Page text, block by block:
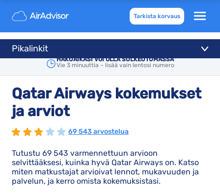
Tarkista korvaus
HAKUAIKASI VOI OLLA SULKEUTUMASSA
Vie 3 minuuttia – lisää vain lentosi numero
Pikalinkit
Qatar Airways kokemukset
ja arviot
69 543 arvostelua
Tutustu 69 543 varmennettuun arvioon
selvittääksesi, kuinka hyvä Qatar Airways on. Katso
miten matkustajat arvioivat lennot, mukavuuden ja
palvelun, ja kerro omista kokemuksistasi.